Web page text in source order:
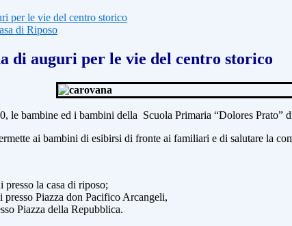
per le vie del centro storico
di Riposo
di auguri per le vie del centro storico
le bambine ed i bambini della Scuola Primaria “Dolores Prato”
ai bambini di esibirsi di fronte ai familiari e di salutare la
la casa di riposo;
Piazza don Pacifico Arcangeli,
Piazza della Repubblica.